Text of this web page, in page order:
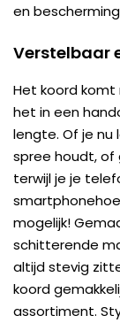
en
Verstelbaar
Het koord
het in een
lengte. Of je
spree houdt, of
terwijl je je
mogelijk!
schitterende
altijd stevig
koord
assortiment.